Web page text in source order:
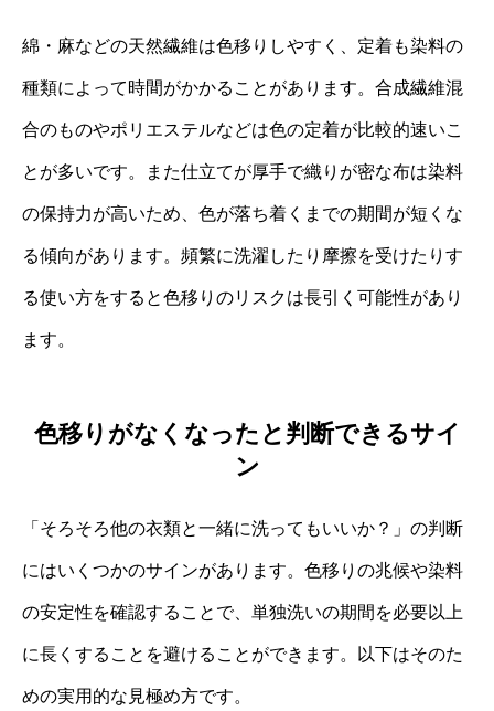
綿・麻などの天然繊維は色移りしやすく、定着も染料の
種類によって時間がかかることがあります。合成繊維混
合のものやポリエステルなどは色の定着が比較的速いこ
とが多いです。また仕立てが厚手で織りが密な布は染料
の保持力が高いため、色が落ち着くまでの期間が短くな
る傾向があります。頻繁に洗濯したり摩擦を受けたりす
る使い方をすると色移りのリスクは長引く可能性があり
ます。
色移りがなくなったと判断できるサイ
ン
「そろそろ他の衣類と一緒に洗ってもいいか？」の判断
にはいくつかのサインがあります。色移りの兆候や染料
の安定性を確認することで、単独洗いの期間を必要以上
に長くすることを避けることができます。以下はそのた
めの実用的な見極め方です。